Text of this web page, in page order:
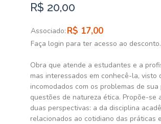
R$ 20,00
Associado: R$ 17,00
Faça login para ter acesso ao desconto.
Obra que atende a estudantes e a
mas interessados em conhecê-la,
incomodados com os problemas de
questões de natureza ética. Propõe-
duas perspectivas: a da disciplina
relacionados ao cotidiano das práticas